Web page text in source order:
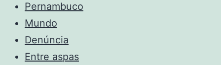
Pernambuco
Mundo
Denúncia
Entre aspas